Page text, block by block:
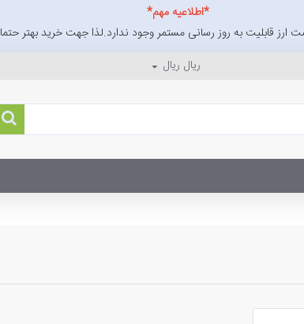
*اطلاعیه مهم*
قابلیت به روز رسانی مستمر وجود ندارد.لذا جهت خرید بهتر حتما
ریال ریال